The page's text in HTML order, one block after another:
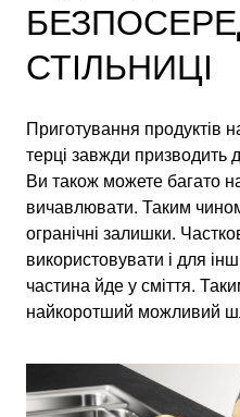
СТІЛЬНИЦІ
Приготування продуктів
терці завжди призводить
Ви також можете багато
вичавлювати. Таким
огранічні залишки.
використовувати і для
частина йде у сміття.
найкоротший можливий